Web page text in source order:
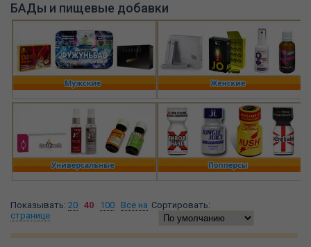
БАДы и пищевые добавки
Показывать: 20 40 100
Все на
странице
Сортировать: